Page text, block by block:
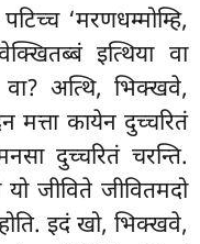
‘मरणधम्मोम्हि,
इत्थिया वा
वा? अत्थि, भिक्खवे,
मत्ता कायेन दुच्चरितं
दुच्चरितं चरन्ति.
जीविते जीवितमदो
इदं खो, भिक्खवे,